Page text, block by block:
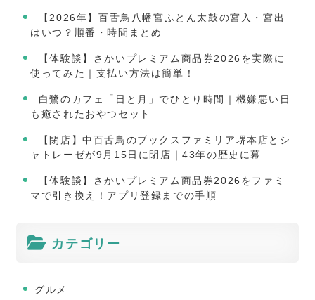
【2026年】百舌鳥八幡宮ふとん太鼓の宮入・宮出
はいつ？順番・時間まとめ
【体験談】さかいプレミアム商品券2026を実際に
使ってみた｜支払い方法は簡単！
白鷺のカフェ「日と月」でひとり時間｜機嫌悪い日
も癒されたおやつセット
【閉店】中百舌鳥のブックスファミリア堺本店とシ
ャトレーゼが9月15日に閉店｜43年の歴史に幕
【体験談】さかいプレミアム商品券2026をファミ
マで引き換え！アプリ登録までの手順
カテゴリー
グルメ